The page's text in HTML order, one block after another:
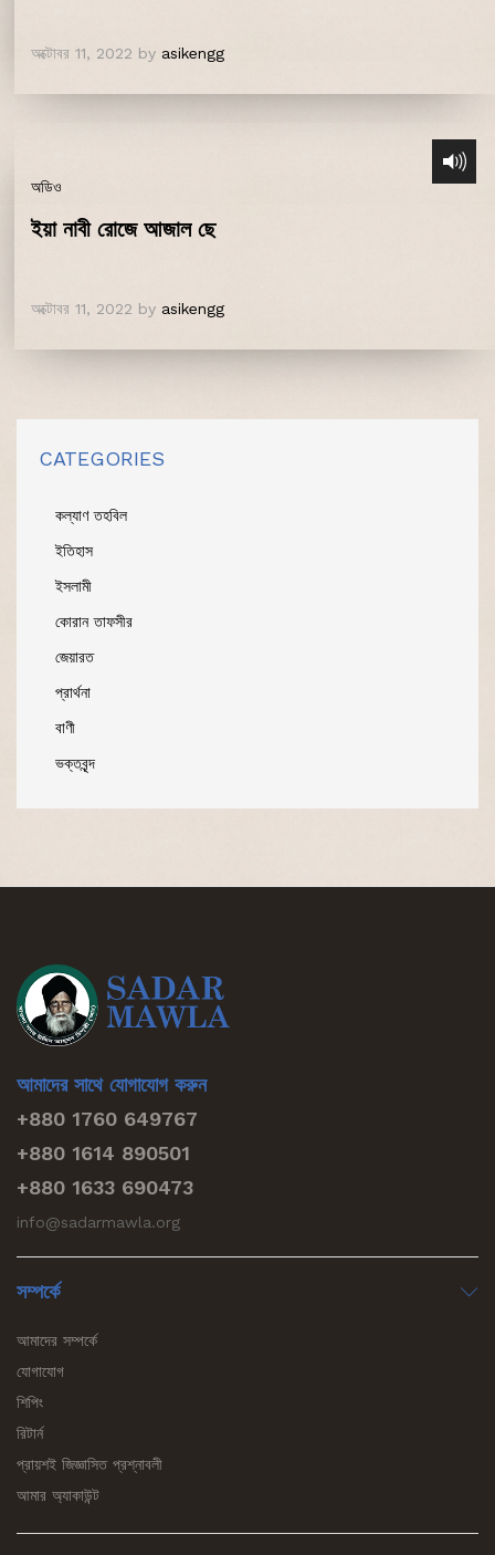
অক্টোবর 11, 2022 by asikengg
অডিও
ইয়া নাবী রোজে আজাল ছে
অক্টোবর 11, 2022 by asikengg
CATEGORIES
কল্যাণ তহবিল
ইতিহাস
ইসলামী
কোরান তাফসীর
জেয়ারত
প্রার্থনা
বাণী
ভক্তবৃন্দ
আমাদের সাথে যোগাযোগ করুন
+880 1760 649767
+880 1614 890501
+880 1633 690473
info@sadarmawla.org
সম্পর্কে
আমাদের সম্পর্কে
যোগাযোগ
শিপিং
রিটার্ন
প্রায়শই জিজ্ঞাসিত প্রশ্নাবলী
আমার অ্যাকাউন্ট